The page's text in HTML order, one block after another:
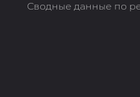
Сводные данные по